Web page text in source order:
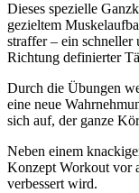
Dieses spezielle
gezieltem
straffer – ein
Richtung definierter
Durch die Übungen
eine neue
sich auf, der ganze
Neben einem
Konzept Workout vor
verbessert wird.